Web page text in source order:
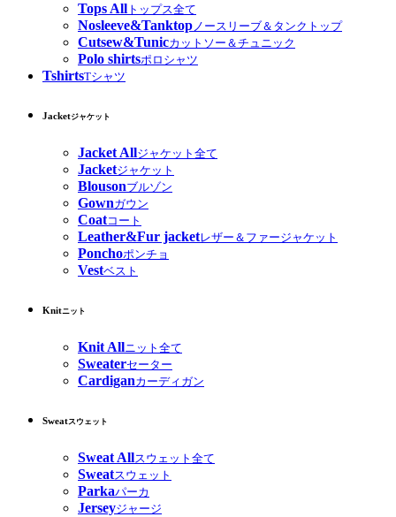
Tops All トップス全て
Nosleeve&Tanktopノースリーブ＆タンクトップ
Cutsew&Tunicカットソー＆チュニック
Polo shirtsポロシャツ
TshirtsTシャツ
Jacketジャケット
Jacket Allジャケット全て
Jacketジャケット
Blousonブルゾン
Gownガウン
Coatコート
Leather&Fur jacketレザー＆ファージャケット
Ponchoポンチョ
Vestベスト
Knitニット
Knit Allニット全て
Sweaterセーター
Cardiganカーディガン
Sweatスウェット
Sweat Allスウェット全て
Sweatスウェット
Parkaパーカ
Jerseyジャージ